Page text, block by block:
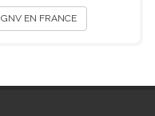
EN FRANCE